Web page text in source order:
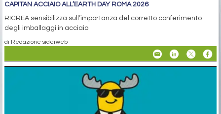
CAPITAN ACCIAIO ALL’EARTH DAY ROMA 2026
RICREA sensibilizza sull’importanza del corretto conferimento
degli imballaggi in acciaio
di Redazione siderweb